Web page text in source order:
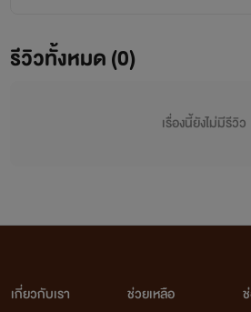
รีวิวทั้งหมด (0)
เรื่องนี้ยังไม่มีรีวิว
เกี่ยวกับเรา
ช่วยเหลือ